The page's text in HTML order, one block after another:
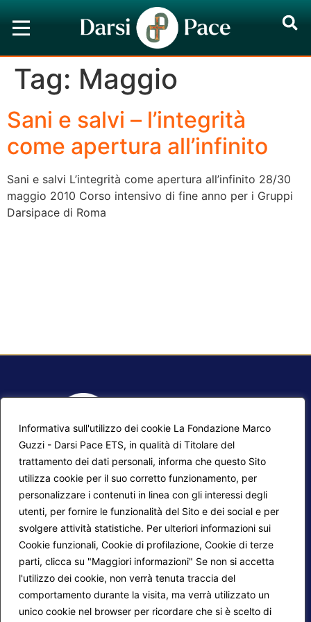
Informativa sull'utilizzo dei cookie La Fondazione Marco
Guzzi - Darsi Pace ETS, in qualità di Titolare del
trattamento dei dati personali, informa che questo Sito
utilizza cookie per il suo corretto funzionamento, per
personalizzare i contenuti in linea con gli interessi degli
utenti, per fornire le funzionalità del Sito e dei social e per
svolgere attività statistiche. Per ulteriori informazioni sui
Cookie funzionali, Cookie di profilazione, Cookie di terze
parti, clicca su "Maggiori informazioni" Se non si accetta
l'utilizzo dei cookie, non verrà tenuta traccia del
comportamento durante la visita, ma verrà utilizzato un
unico cookie nel browser per ricordare che si è scelto di
Tag: Maggio
Sani e salvi – l’integrità
come apertura all’infinito
Sani e salvi L’integrità come apertura all’infinito 28/30
maggio 2010 Corso intensivo di fine anno per i Gruppi
Darsipace di Roma
Mappa del sito
Progetti Darsi Pace
Login redattori
Calendario corsi
Privacy Policy
Cookie Policy
Seguici su: